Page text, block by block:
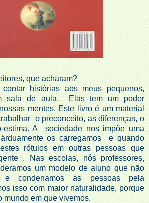
que acharam?
histórias aos meus pequenos,
sala de aula. Elas tem um poder
mentes. Este livro é um material
o preconceito, as diferenças, o
estima. A sociedade nos impõe uma
os carregamos e quando
rótulos em outras pessoas que
. Nas escolas, nós professores,
um modelo de aluno que não
e condenamos as pessoas pela
isso com maior naturalidade, porque
mundo em que vivemos.